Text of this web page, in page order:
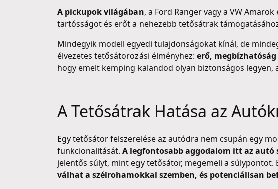
A pickupok világában, a Ford Ranger vagy a VW
tartósságot és erőt a nehezebb tetősátrak
Mindegyik modell egyedi tulajdonságokat kínál, de
élvezetes tetősátorozási élményhez: erő, megbízhatóság
hogy emelt kemping kalandod olyan biztonságos legyen,
A Tetősátrak Hatása az
Egy tetősátor felszerelése az autódra nem csupán egy
funkcionalitását. A legfontosabb aggodalom itt az
jelentős súlyt, mint egy tetősátor, megemeli a súlypontot.
válhat a szélrohamokkal szemben, és potenciálisan